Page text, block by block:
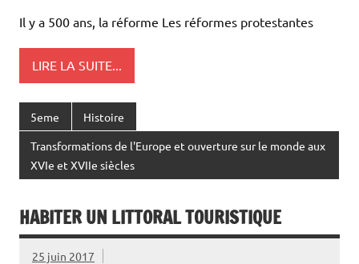
Il y a 500 ans, la réforme Les réformes protestantes
LIRE LA SUITE...
5eme Histoire
Transformations de l'Europe et ouverture sur le monde aux
XVIe et XVIIe siècles
HABITER UN LITTORAL TOURISTIQUE
25 juin 2017